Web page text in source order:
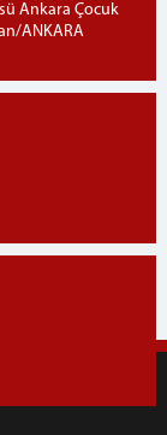
Ankara Çocuk
ANKARA